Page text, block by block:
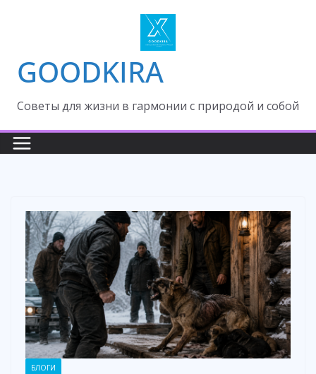
GOODKIRA
Cоветы для жизни в гармонии с природой и собой
БЛОГИ